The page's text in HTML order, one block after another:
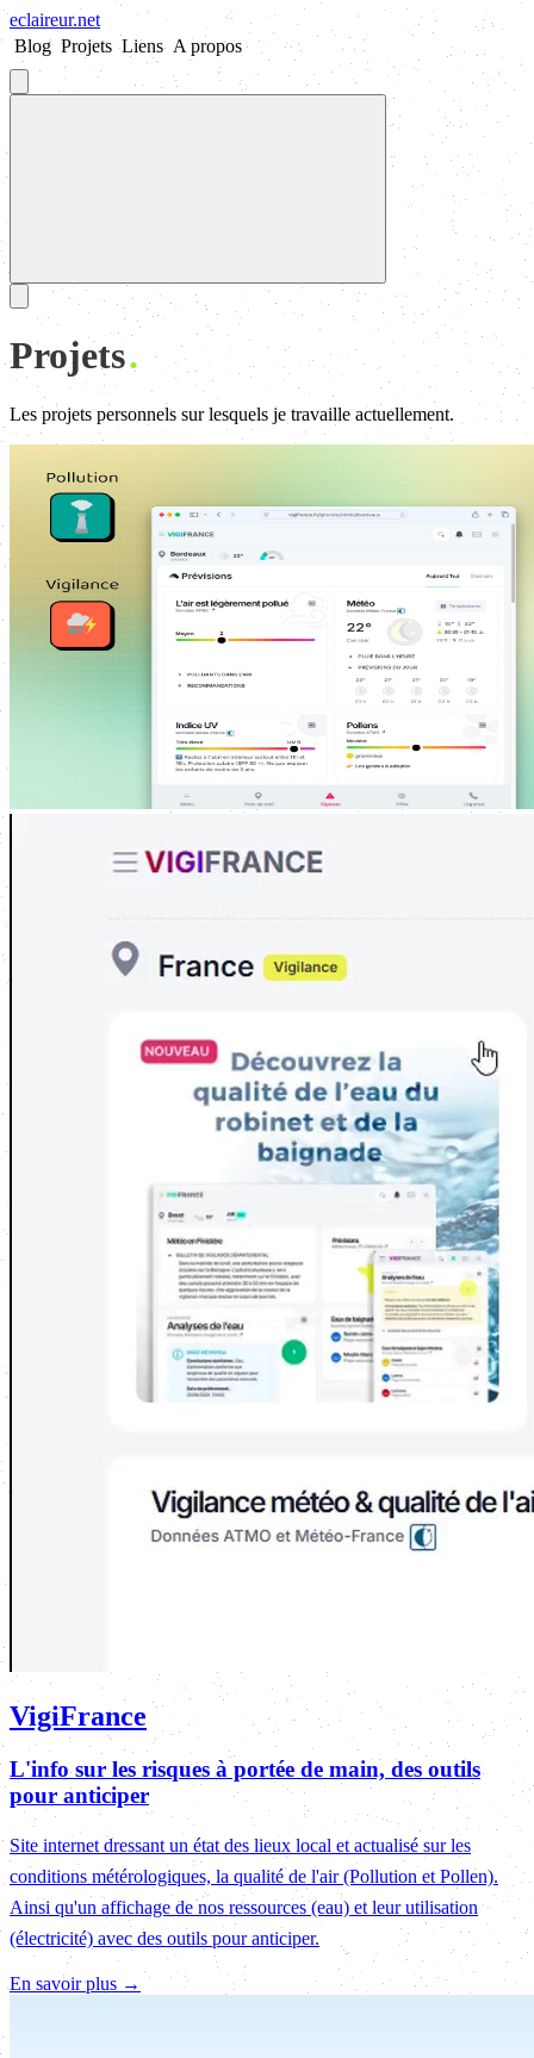
eclaireur.net
Blog Projets Liens A propos
Projets
Les projets personnels sur lesquels je travaille actuellement.
VigiFrance
L'info sur les risques à portée de main, des outils
pour anticiper
Site internet dressant un état des lieux local et actualisé sur les
conditions métérologiques, la qualité de l'air (Pollution et Pollen).
Ainsi qu'un affichage de nos ressources (eau) et leur utilisation
(électricité) avec des outils pour anticiper.
En savoir plus →